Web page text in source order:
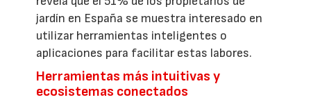
jardín en España se muestra interesado en
utilizar herramientas inteligentes o
aplicaciones para facilitar estas labores.
Herramientas más intuitivas y
ecosistemas conectados